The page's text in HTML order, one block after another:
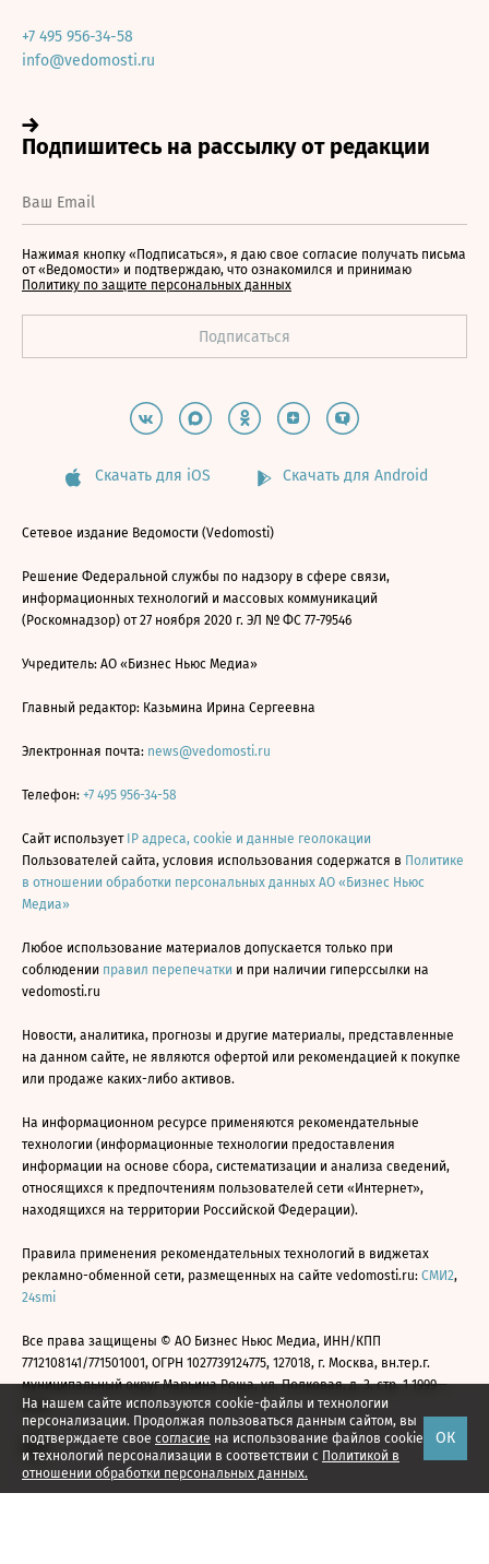
На нашем сайте используются cookie-файлы и технологии
персонализации. Продолжая пользоваться данным сайтом, вы
подтверждаете свое согласие на использование файлов cookie
и технологий персонализации в соответствии с Политикой в
отношении обработки персональных данных.
ОК
+7 495 956-34-58
info@vedomosti.ru
Нажимая кнопку «Подписаться», я даю свое согласие получать письма
от «Ведомости» и подтверждаю, что ознакомился и принимаю
Политику по защите персональных данных
Скачать для iOS Скачать для Android
Сетевое издание Ведомости (Vedomosti)
Решение Федеральной службы по надзору в сфере связи,
информационных технологий и массовых коммуникаций
(Роскомнадзор) от 27 ноября 2020 г. ЭЛ № ФС 77-79546
Учредитель: АО «Бизнес Ньюс Медиа»
Главный редактор: Казьмина Ирина Сергеевна
Электронная почта: news@vedomosti.ru
Телефон: +7 495 956-34-58
Сайт использует IP адреса, cookie и данные геолокации
Пользователей сайта, условия использования содержатся в Политике
в отношении обработки персональных данных АО «Бизнес Ньюс
Медиа»
Любое использование материалов допускается только при
соблюдении правил перепечатки и при наличии гиперссылки на
vedomosti.ru
Новости, аналитика, прогнозы и другие материалы, представленные
на данном сайте, не являются офертой или рекомендацией к покупке
или продаже каких-либо активов.
На информационном ресурсе применяются рекомендательные
технологии (информационные технологии предоставления
информации на основе сбора, систематизации и анализа сведений,
относящихся к предпочтениям пользователей сети «Интернет»,
находящихся на территории Российской Федерации).
Правила применения рекомендательных технологий в виджетах
рекламно-обменной сети, размещенных на сайте vedomosti.ru: СМИ2,
24smi
Все права защищены © АО Бизнес Ньюс Медиа, ИНН/КПП
7712108141/771501001, ОГРН 1027739124775, 127018, г. Москва, вн.тер.г.
муниципальный округ Марьина Роща, ул. Полковая, д. 3, стр. 1 1999—
2026